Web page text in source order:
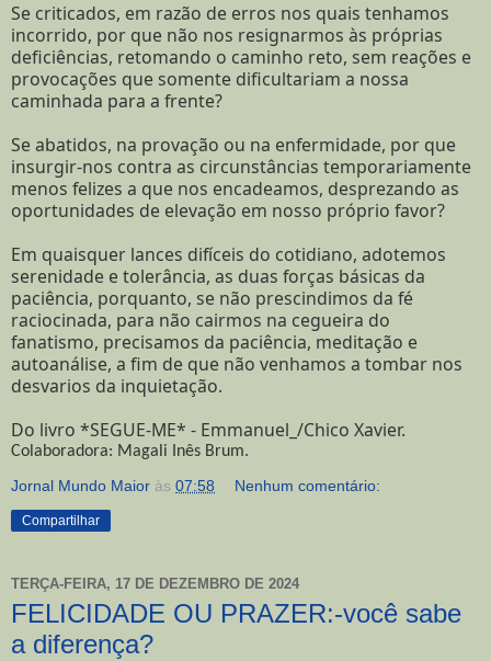
Se criticados, em razão de erros nos quais tenhamos
incorrido, por que não nos resignarmos às próprias
deficiências, retomando o caminho reto, sem reações e
provocações que somente dificultariam a nossa
caminhada para a frente?
Se abatidos, na provação ou na enfermidade, por que
insurgir-nos contra as circunstâncias temporariamente
menos felizes a que nos encadeamos, desprezando as
oportunidades de elevação em nosso próprio favor?
Em quaisquer lances difíceis do cotidiano, adotemos
serenidade e tolerância, as duas forças básicas da
paciência, porquanto, se não prescindimos da fé
raciocinada, para não cairmos na cegueira do
fanatismo, precisamos da paciência, meditação e
autoanálise, a fim de que não venhamos a tombar nos
desvarios da inquietação.
Do livro *SEGUE-ME* - Emmanuel_/Chico Xavier.
Colaboradora: Magali Inês Brum.
Jornal Mundo Maior às 07:58 Nenhum comentário:
Compartilhar
TERÇA-FEIRA, 17 DE DEZEMBRO DE 2024
FELICIDADE OU PRAZER:-você sabe
a diferença?